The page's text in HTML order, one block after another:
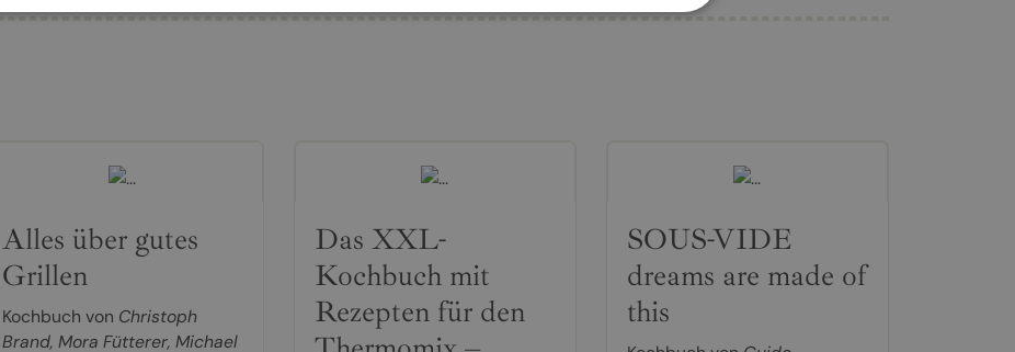
Alles über gutes
Grillen
Kochbuch von Christoph
Brand, Mora Fütterer, Michael
Das XXL-
Kochbuch mit
Rezepten für den
SOUS-VIDE
dreams are made of
this